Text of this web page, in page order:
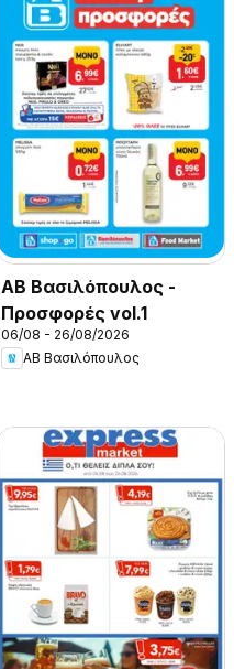
ΑΒ Βασιλόπουλος -
Προσφορές vol.1
06/08 - 26/08/2026
ΑΒ Βασιλόπουλος